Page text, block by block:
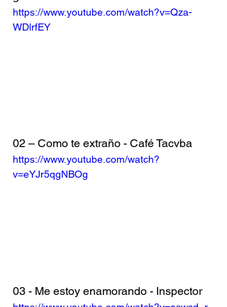
https://www.youtube.com/watch?v=Qza-
WDlrfEY
02 – Como te extraño - Café Tacvba
https://www.youtube.com/watch?
v=eYJr5qgNBOg
03 - Me estoy enamorando - Inspector